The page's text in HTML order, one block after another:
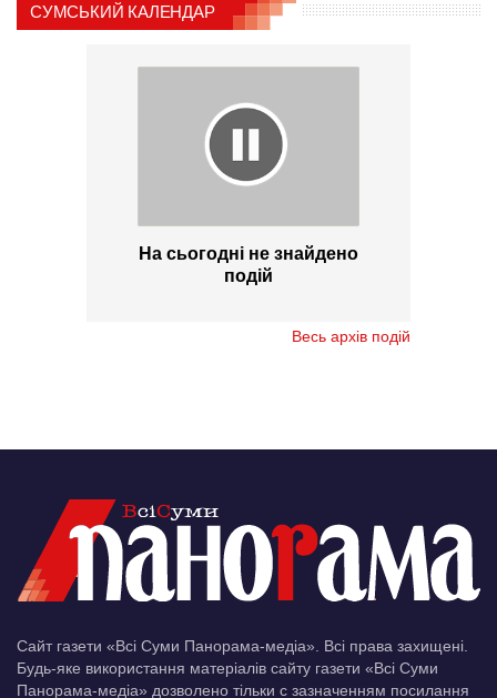
СУМСЬКИЙ КАЛЕНДАР
На сьогодні не знайдено
подій
Весь архів подій
Сайт газети «Всі Суми Панорама-медіа». Всі права захищені.
Будь-яке використання матеріалів сайту газети «Всі Суми
Панорама-медіа» дозволено тільки c зазначенням посилання